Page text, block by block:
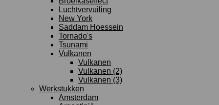
Luchtvervuiling
New York
Saddam Hoessein
Tornado's
Tsunami
Vulkanen
Vulkanen
Vulkanen (2)
Vulkanen (3)
Werkstukken
Amsterdam